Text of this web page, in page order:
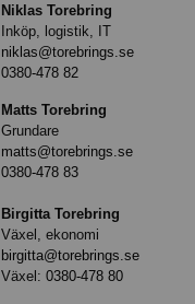
Niklas Torebring
Inköp, logistik, IT
niklas@torebrings.se
0380-478 82
Matts Torebring
Grundare
matts@torebrings.se
0380-478 83
Birgitta Torebring
Växel, ekonomi
birgitta@torebrings.se
Växel: 0380-478 80